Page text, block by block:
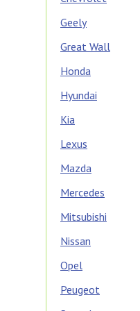
Geely
Great Wall
Honda
Hyundai
Kia
Lexus
Mazda
Mercedes
Mitsubishi
Nissan
Opel
Peugeot